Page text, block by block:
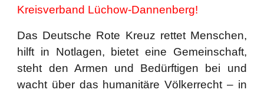
Kreisverband Lüchow-Dannenberg!
Das Deutsche Rote Kreuz rettet Menschen,
hilft in Notlagen, bietet eine Gemeinschaft,
steht den Armen und Bedürftigen bei und
wacht über das humanitäre Völkerrecht – in